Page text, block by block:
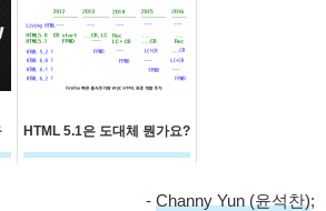
HTML 5.1은 도대체 뭔가요?
- Channy Yun (윤석찬);